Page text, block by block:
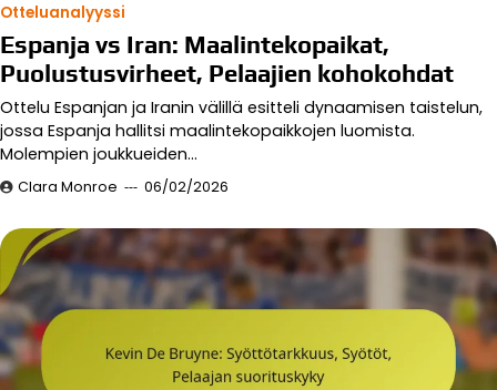
Otteluanalyyssi
Espanja vs Iran: Maalintekopaikat,
Puolustusvirheet, Pelaajien kohokohdat
Ottelu Espanjan ja Iranin välillä esitteli dynaamisen taistelun,
jossa Espanja hallitsi maalintekopaikkojen luomista.
Molempien joukkueiden…
Clara Monroe 06/02/2026